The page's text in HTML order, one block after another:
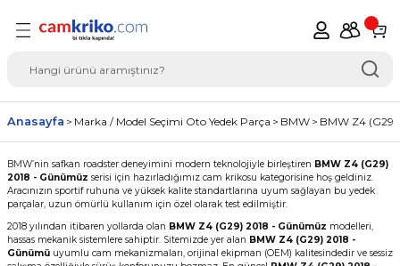
Geri Dön
Seçimi Oto Yedek
Anasayfa Marka / Model Seçimi Oto Yedek Parça BMW BMW Z4
BMW’nin safkan roadster deneyimini modern teknolojiyle birleştiren BMW Z4 (G29)
2018 - Günümüz serisi için hazırladığımız cam krikosu kategorisine hoş geldiniz.
Aracınızın sportif ruhuna ve yüksek kalite standartlarına uyum sağlayan bu yedek
parçalar, uzun ömürlü kullanım için özel olarak test edilmiştir.
2018 yılından itibaren yollarda olan BMW Z4 (G29) 2018 - Günümüz modelleri,
hassas mekanik sistemlere sahiptir. Sitemizde yer alan BMW Z4 (G29) 2018 -
Günümü uyumlu cam mekanizmaları, orijinal ekipman (OEM) kalitesindedir ve sessiz